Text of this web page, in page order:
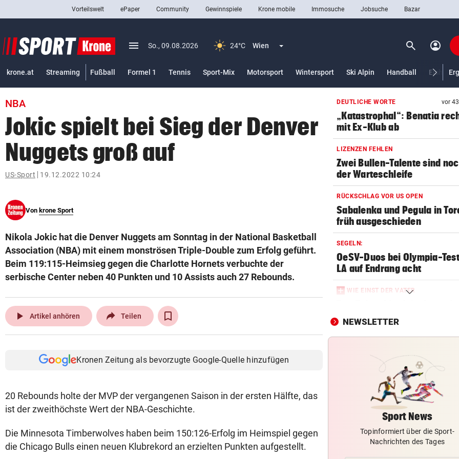
closeSchließen
Abonnieren
pin_drop
bookmark
search
Suchbegriff
© Krone Multimedia GmbH & Co KG 2026
Muthgasse 2, 1190 Wien
Vorteilswelt ePaper Community Gewinnspiele Krone mobile Immosuche Jobsuche Bazar
menu Menü aufklappen
So., 09.08.2026 24°C Wien Menü aufklappen search Suchen
account_circle
krone.at Streaming Fußball Formel 1 Tennis Sport-Mix Motorsport Wintersport Ski Alpin Handball
NBA
Jokic spielt bei Sieg der Denver
Nuggets groß auf
US-Sport 19.12.2022 10:24
Von krone Sport
Nikola Jokic hat die Denver Nuggets am Sonntag in der National Basketball
Association (NBA) mit einem monströsen Triple-Double zum Erfolg geführt.
Beim 119:115-Heimsieg gegen die Charlotte Hornets verbuchte der
serbische Center neben 40 Punkten und 10 Assists auch 27 Rebounds.
play_arrow Artikel anhören Teilen
Kronen Zeitung als bevorzugte Google-Quelle hinzufügen
20 Rebounds holte der MVP der vergangenen Saison in der ersten Hälfte, das
ist der zweithöchste Wert der NBA-Geschichte.
Die Minnesota Timberwolves haben beim 150:126-Erfolg im Heimspiel gegen
die Chicago Bulls einen neuen Klubrekord an erzielten Punkten aufgestellt.
DEUTLICHE WORTE vor
„Katastrophal“: Benatia
mit Ex-Klub ab
LIZENZEN FEHLEN
Zwei Bullen-Talente sind
der Warteschleife
RÜCKSCHLAG VOR US OPEN
Sabalenka und Pegula in
früh ausgeschieden
SEGELN:
OeSV-Duos bei Olympia-
LA auf Endrang acht
WIE EINST DER VATER
Bundesliga an
SCHLUSSTAG WARTET
stark verbessert
MOURINHO GREIFT DURCH
Diese Regeln gelten ab
die Real-Spieler
VEREIN NIMMT ABSCHIED
Steirischer Unterligist
NEWSLETTER
Sport News
Topinformiert über die Sport-
Nachrichten des Tages